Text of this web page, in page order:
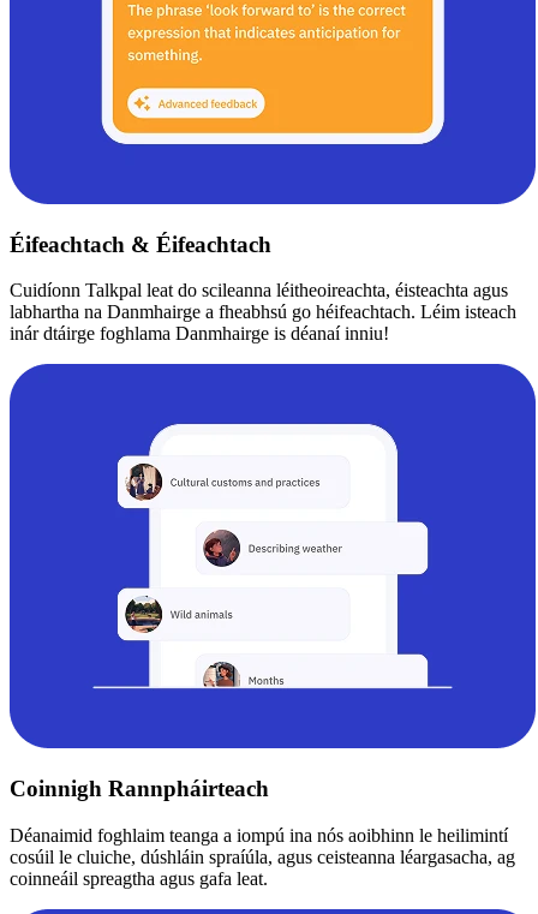
Éifeachtach & Éifeachtach
Cuidíonn Talkpal leat do scileanna léitheoireachta, éisteachta agus
labhartha na Danmhairge a fheabhsú go héifeachtach. Léim isteach
inár dtáirge foghlama Danmhairge is déanaí inniu!
Coinnigh Rannpháirteach
Déanaimid foghlaim teanga a iompú ina nós aoibhinn le heilimintí
cosúil le cluiche, dúshláin spraíúla, agus ceisteanna léargasacha, ag
coinneáil spreagtha agus gafa leat.